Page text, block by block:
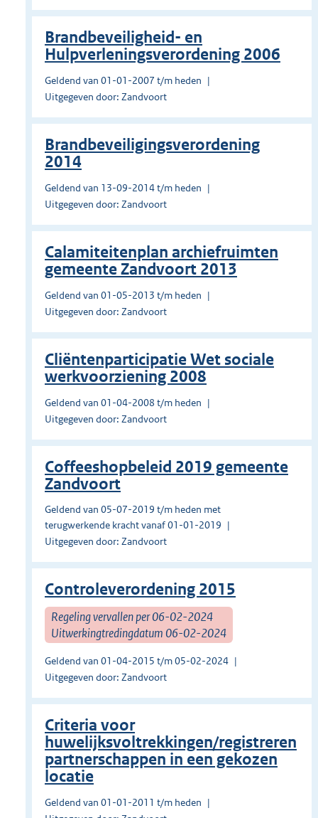
Brandbeveiligheid- en
Hulpverleningsverordening 2006
Geldend van 01-01-2007 t/m heden
Uitgegeven door: Zandvoort
Brandbeveiligingsverordening
2014
Geldend van 13-09-2014 t/m heden
Uitgegeven door: Zandvoort
Calamiteitenplan archiefruimten
gemeente Zandvoort 2013
Geldend van 01-05-2013 t/m heden
Uitgegeven door: Zandvoort
Cliëntenparticipatie Wet sociale
werkvoorziening 2008
Geldend van 01-04-2008 t/m heden
Uitgegeven door: Zandvoort
Coffeeshopbeleid 2019 gemeente
Zandvoort
Geldend van 05-07-2019 t/m heden met
terugwerkende kracht vanaf 01-01-2019
Uitgegeven door: Zandvoort
Controleverordening 2015
Regeling vervallen per 06-02-2024
Uitwerkingtredingdatum 06-02-2024
Geldend van 01-04-2015 t/m 05-02-2024
Uitgegeven door: Zandvoort
Criteria voor
huwelijksvoltrekkingen/registreren
partnerschappen in een gekozen
locatie
Geldend van 01-01-2011 t/m heden